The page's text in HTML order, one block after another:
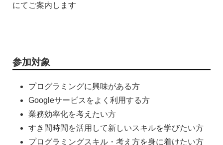
にてご案内します
参加対象
プログラミングに興味がある方
Googleサービスをよく利用する方
業務効率化を考えたい方
すき間時間を活用して新しいスキルを学びたい方
プログラミングスキル・考え方を身に着けたい方